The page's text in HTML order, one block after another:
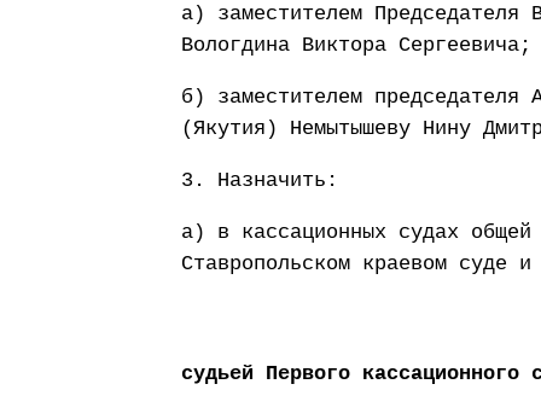
а) заместителем Председателя
Вологдина Виктора Сергеевича;
б) заместителем председателя
(Якутия) Немытышеву Нину
3. Назначить:
а) в кассационных судах
Ставропольском краевом суде
судьей Первого кассационного